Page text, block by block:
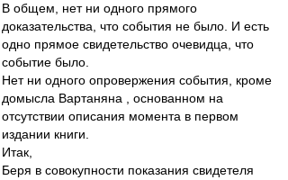
В общем, нет ни одного прямого
доказательства, что события не было. И есть
одно прямое свидетельство очевидца, что
событие было.
Нет ни одного опровержения события, кроме
домысла Вартаняна , основанном на
отсутствии описания момента в первом
издании книги.
Итак,
Беря в совокупности показания свидетеля